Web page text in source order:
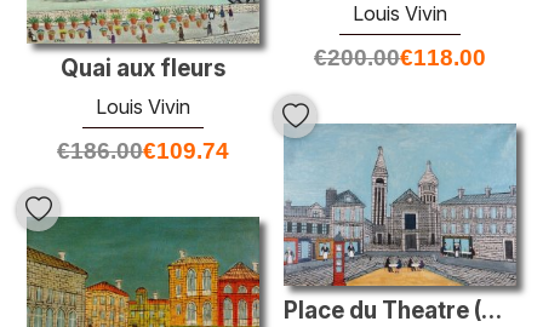
Louis Vivin
€200.00€118.00
Quai aux fleurs
Louis Vivin
€186.00€109.74
Place du Theatre (Stadtplatz mit Red Phone Booth)